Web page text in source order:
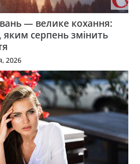
— велике кохання:
серпень змінить
2026